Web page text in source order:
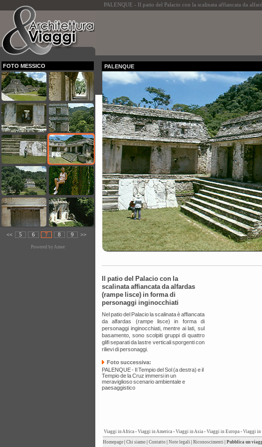
PALENQUE - Il patio del Palacio con la scalinata affiancata da
FOTO MESSICO
<< 5 6 7 8 9 >>
Powered by Amee
PALENQUE
Il patio del Palacio con la
scalinata affiancata da alfardas
(rampe lisce) in forma di
personaggi inginocchiati
Nel patio del Palacio la scalinata è affiancata
da alfardas (rampe lisce) in forma di
personaggi inginocchiati, mentre ai lati, sul
basamento, sono scolpiti gruppi di quattro
glifi separati da lastre verticali sporgenti con
rilievi di personaggi.
Foto successiva:
PALENQUE - Il Tempio del Sol (a destra) e il
Tempio de la Cruz immersi in un
meraviglioso scenario ambientale e
paesaggistico
Viaggi in Africa - Viaggi in America - Viaggi in Asia - Viaggi in Europa - Viaggi in
Homepage Chi siamo Contatto Note legali Riconoscimenti Pubblica un